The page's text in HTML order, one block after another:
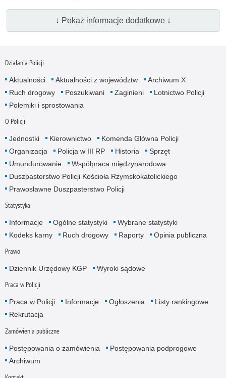
↓ Pokaż informacje dodatkowe ↓
Działania Policji
Aktualności Aktualności z województw
Archiwum X
Ruch drogowy
Poszukiwani Zaginieni
Lotnictwo Policji
Polemiki i sprostowania
O Policji
Jednostki Kierownictwo
Komenda Główna Policji
Organizacja
Policja w III RP Historia
Sprzęt
Umundurowanie
Współpraca międzynarodowa
Duszpasterstwo Policji Kościoła Rzymskokatolickiego
Prawosławne Duszpasterstwo Policji
Statystyka
Informacje Ogólne statystyki
Wybrane statystyki
Kodeks karny
Ruch drogowy Raporty Opinia publiczna
Prawo
Dziennik Urzędowy KGP Wyroki sądowe
Praca w Policji
Praca w Policji Informacje Ogłoszenia
Listy rankingowe
Rekrutacja
Zamówienia publiczne
Postępowania o zamówienia
Postępowania podprogowe
Archiwum